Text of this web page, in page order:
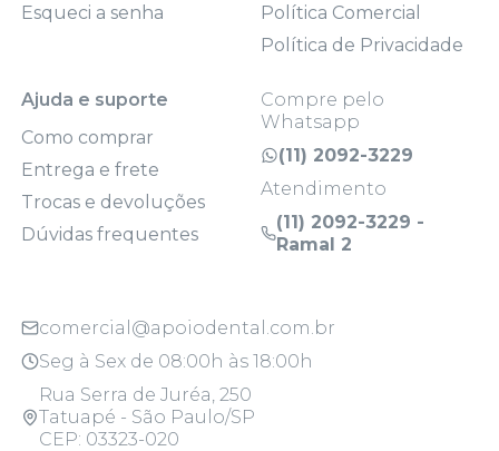
Esqueci a senha
Política Comercial
Política de Privacidade
Ajuda e suporte
Como comprar
Entrega e frete
Trocas e devoluções
Dúvidas frequentes
Compre pelo
Whatsapp
(11) 2092-3229
Atendimento
(11) 2092-3229 -
Ramal 2
comercial@apoiodental.com.br
Seg à Sex de 08:00h às 18:00h
Rua Serra de Juréa, 250
Tatuapé - São Paulo/SP
CEP: 03323-020